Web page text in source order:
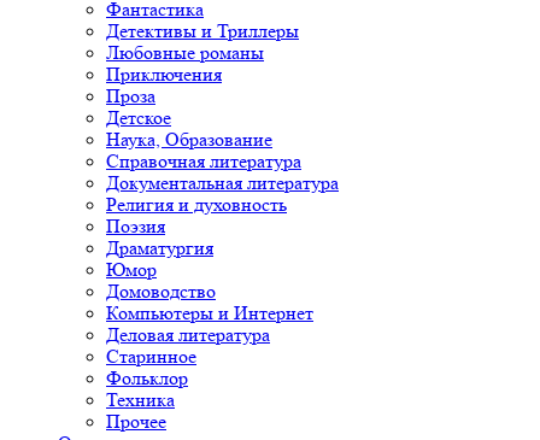
Фантастика
Детективы и Триллеры
Любовные романы
Приключения
Проза
Детское
Наука, Образование
Справочная литература
Документальная литература
Религия и духовность
Поэзия
Драматургия
Юмор
Домоводство
Компьютеры и Интернет
Деловая литература
Старинное
Фольклор
Техника
Прочее